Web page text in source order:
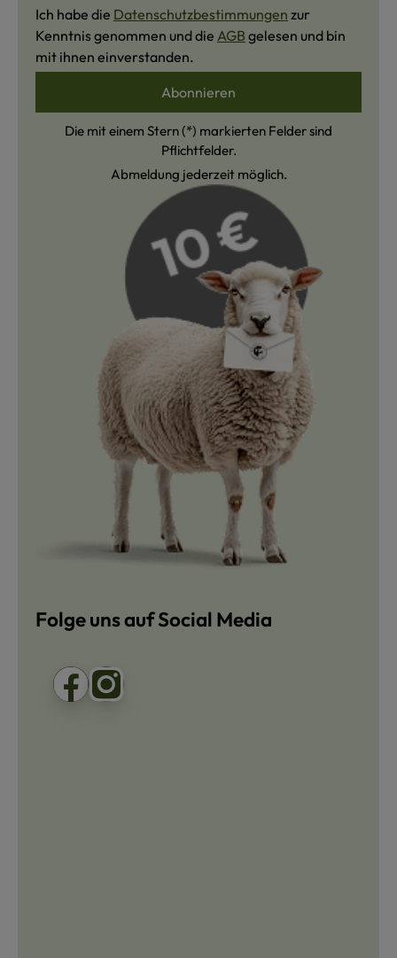
Ich habe die Datenschutzbestimmungen zur
Kenntnis genommen und die AGB gelesen und bin
mit ihnen einverstanden.
Abonnieren
Die mit einem Stern (*) markierten Felder sind
Pflichtfelder.
Abmeldung jederzeit möglich.
Folge uns auf Social Media